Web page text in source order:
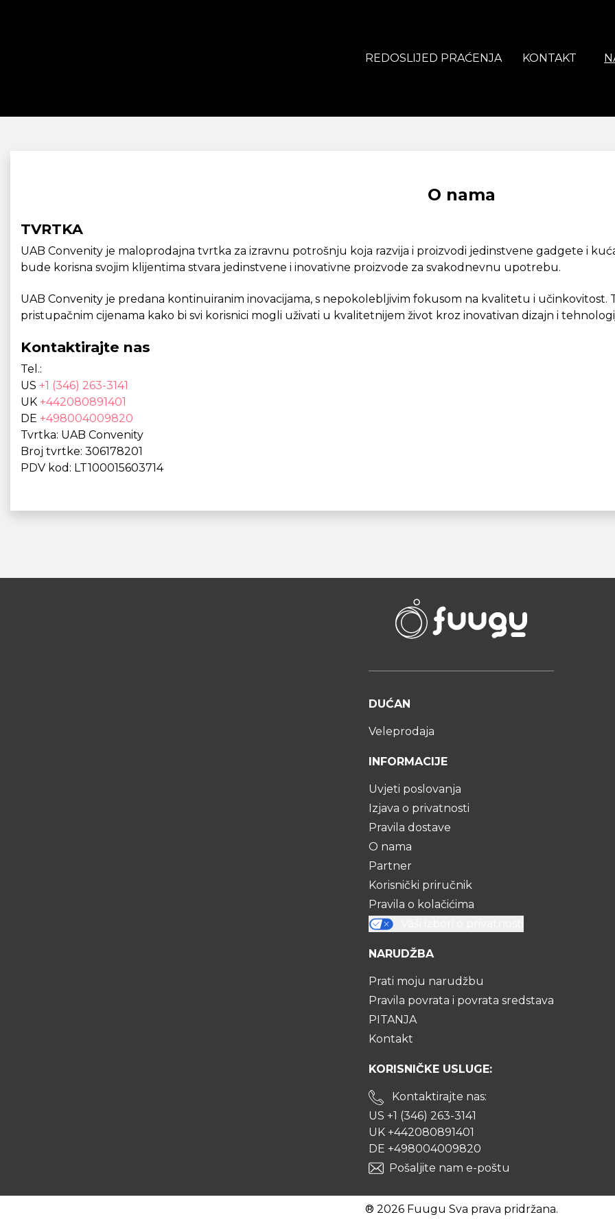
REDOSLIJED PRAĆENJA KONTAKT
O nama
TVRTKA
UAB Convenity je maloprodajna tvrtka za izravnu potrošnju koja razvija i proizvodi jedinstvene gadgete i
bude korisna svojim klijentima stvara jedinstvene i inovativne proizvode za svakodnevnu upotrebu.
UAB Convenity je predana kontinuiranim inovacijama, s nepokolebljivim fokusom na kvalitetu i
pristupačnim cijenama kako bi svi korisnici mogli uživati u kvalitetnijem život kroz inovativan dizajn i
Kontaktirajte nas
Tel.:
US +1 (346) 263-3141
UK +442080891401
DE +498004009820
Tvrtka: UAB Convenity
Broj tvrtke: 306178201
PDV kod: LT100015603714
DUĆAN
Veleprodaja
INFORMACIJE
Uvjeti poslovanja
Izjava o privatnosti
Pravila dostave
O nama
Partner
Korisnički priručnik
Pravila o kolačićima
NARUDŽBA
Prati moju narudžbu
Pravila povrata i povrata sredstava
PITANJA
Kontakt
KORISNIČKE USLUGE:
Kontaktirajte nas:
US +1 (346) 263-3141
UK +442080891401
DE +498004009820
Pošaljite nam e-poštu
® 2026 Fuugu Sva prava pridržana.